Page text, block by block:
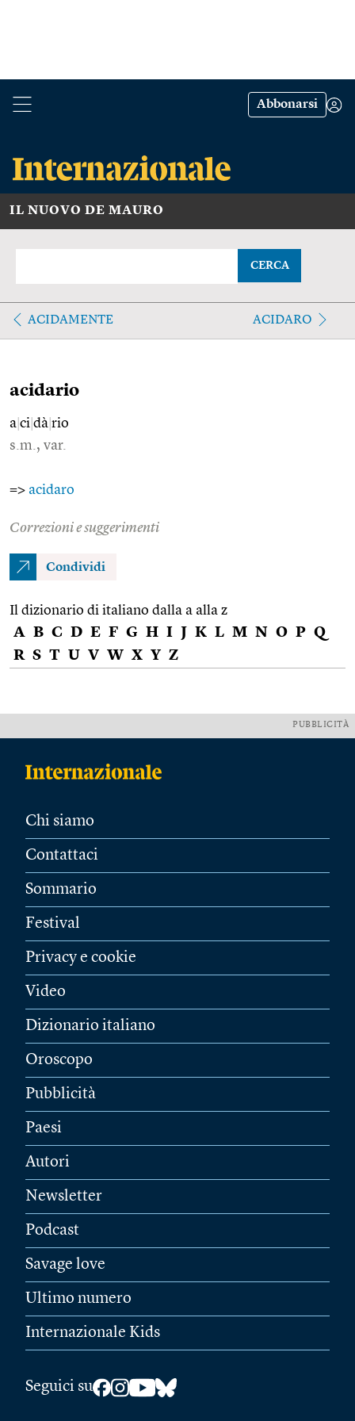
Abbonarsi
IL NUOVO DE MAURO
CERCA
ACIDAMENTE ACIDARO
acidario
a ci dà rio
s.m., var.
=> acidaro
Correzioni e suggerimenti
Condividi
Il dizionario di italiano dalla a alla z
A B C D E F G H I J K L M N O P Q
R S T U V W X Y Z
PUBBLICITÀ
Chi siamo
Contattaci
Sommario
Festival
Privacy e cookie
Video
Dizionario italiano
Oroscopo
Pubblicità
Paesi
Autori
Newsletter
Podcast
Savage love
Ultimo numero
Internazionale Kids
Seguici su